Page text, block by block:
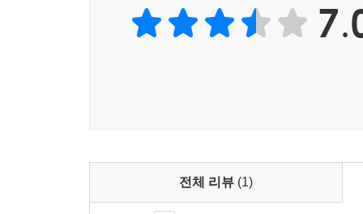
시설로 활용되었다. 나는 떠오를 기회조차 잡지
재였다. 하지만 이제 곧, 두 번째 베르티아를 다
장르를 잊게 한다.
전체 리뷰 (1)